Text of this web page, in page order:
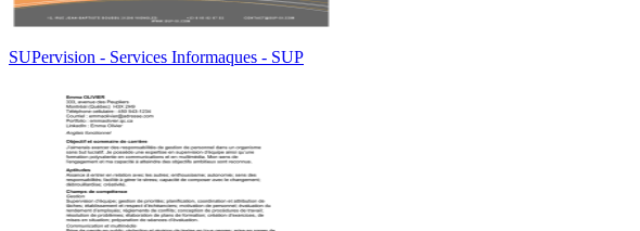
SUPervision - Services Informaques - SUP